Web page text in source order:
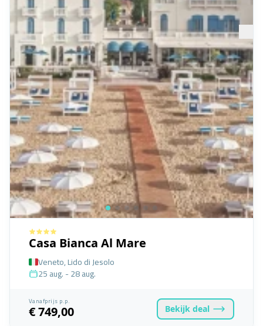
Casa Bianca Al Mare
Veneto, Lido di Jesolo
25 aug. - 28 aug.
Vanafprijs p.p.
€ 749,00 Bekijk deal